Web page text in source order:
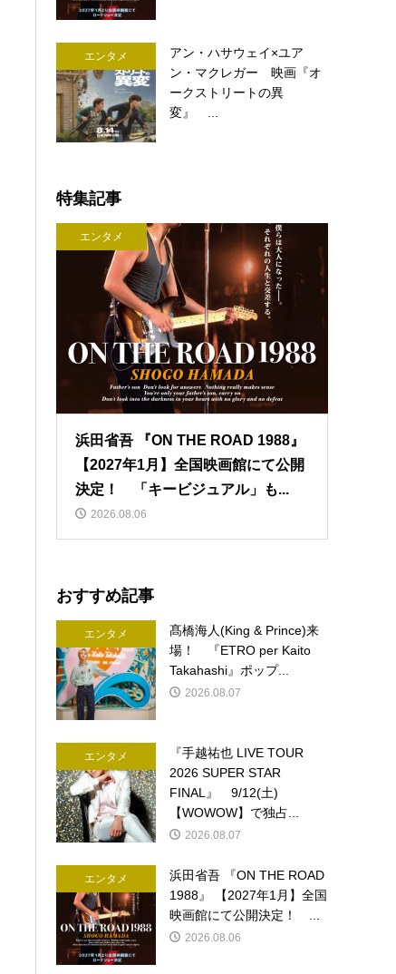
エンタメ
アン・ハサウェイ×ユア
ン・マクレガー 映画『オ
ークストリートの異
変』 ...
特集記事
エンタメ
浜田省吾 『ON THE ROAD 1988』
【2027年1月】全国映画館にて公開
決定！ 「キービジュアル」も...
2026.08.06
おすすめ記事
エンタメ
髙橋海人(King & Prince)来
場！ 『ETRO per Kaito
Takahashi』ポップ...
2026.08.07
エンタメ
『手越祐也 LIVE TOUR
2026 SUPER STAR
FINAL』 9/12(土)
【WOWOW】で独占...
2026.08.07
エンタメ
浜田省吾 『ON THE ROAD
1988』 【2027年1月】全国
映画館にて公開決定！ ...
2026.08.06